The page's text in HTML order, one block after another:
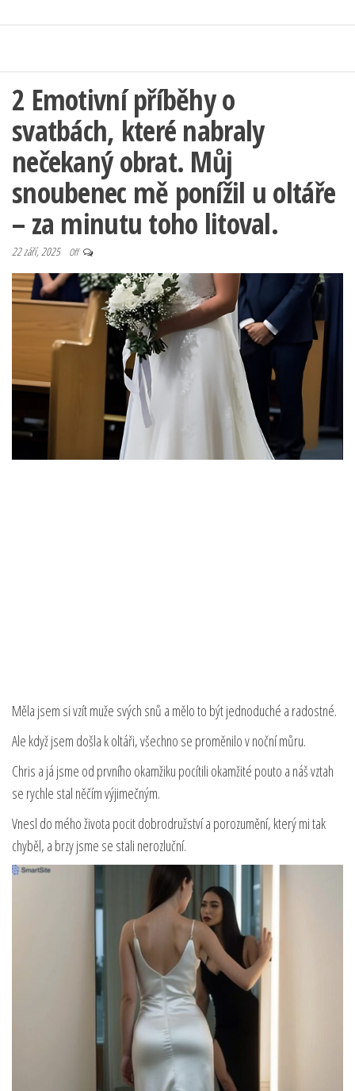
2 Emotivní příběhy o
svatbách, které nabraly
nečekaný obrat. Můj
snoubenec mě ponížil u oltáře
– za minutu toho litoval.
22 září, 2025 Off
Měla jsem si vzít muže svých snů a mělo to být jednoduché a radostné.
Ale když jsem došla k oltáři, všechno se proměnilo v noční můru.
Chris a já jsme od prvního okamžiku pocítili okamžité pouto a náš vztah
se rychle stal něčím výjimečným.
Vnesl do mého života pocit dobrodružství a porozumění, který mi tak
chyběl, a brzy jsme se stali nerozluční.